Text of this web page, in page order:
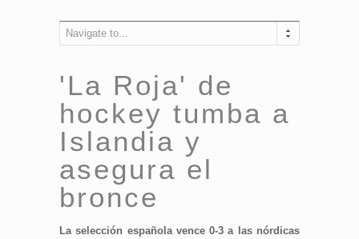
Navigate to...
'La Roja' de
hockey tumba a
Islandia y
asegura el
bronce
La selección española vence 0-3 a las nórdicas